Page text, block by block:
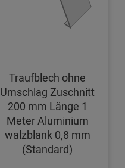
Traufblech ohne
Umschlag Zuschnitt
200 mm Länge 1
Meter Aluminium
walzblank 0,8 mm
(Standard)